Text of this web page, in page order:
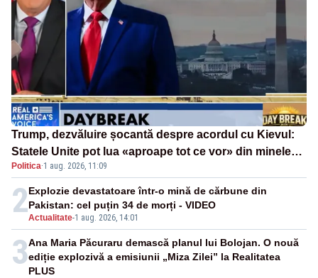
Trump, dezvăluire șocantă despre acordul cu Kievul:
Statele Unite pot lua «aproape tot ce vor» din minele
Ucrainei”
Politica·1 aug. 2026, 11:09
2Actualitate-1 aug. 2026, 14:01
Explozie devastatoare într-o mină de cărbune din
Pakistan: cel puțin 34 de morți - VIDEO
3Ana Maria Păcuraru demască planul lui Bolojan. O nouă
ediție explozivă a emisiunii „Miza Zilei” la Realitatea
PLUS